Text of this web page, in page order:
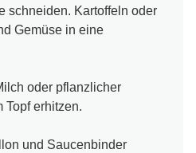
schneiden. Kartoffeln oder
Gemüse in eine
oder pflanzlicher
Topf erhitzen.
und Saucenbinder